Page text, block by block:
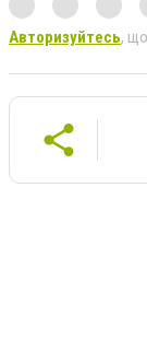
Авторизуйтесь,